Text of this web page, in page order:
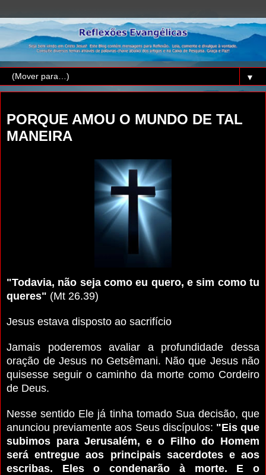
▼
PORQUE AMOU O MUNDO DE TAL
MANEIRA
"Todavia, não seja como eu quero, e sim como tu
queres" (Mt 26.39)
Jesus estava disposto ao sacrifício
Jamais poderemos avaliar a profundidade dessa
oração de Jesus no Getsêmani. Não que Jesus não
quisesse seguir o caminho da morte como Cordeiro
de Deus.
Nesse sentido Ele já tinha tomado Sua decisão, que
anunciou previamente aos Seus discípulos: "Eis que
subimos para Jerusalém, e o Filho do Homem
será entregue aos principais sacerdotes e aos
escribas. Eles o condenarão à morte. E o